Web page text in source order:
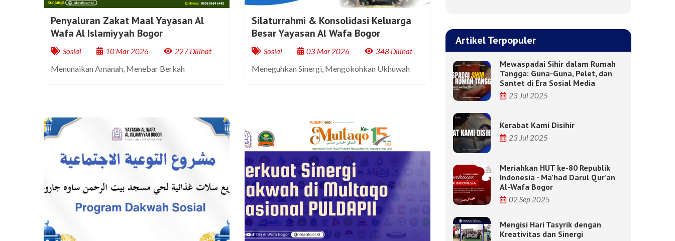
Penyaluran Zakat Maal Yayasan Al
Wafa Al Islamiyyah Bogor
Sosial 10 Mar 2026 227 Dilihat
Menunaikan Amanah, Menebar Berkah
Silaturrahmi & Konsolidasi Keluarga
Besar Yayasan Al Wafa Bogor
Sosial 03 Mar 2026 348 Dilihat
Meneguhkan Sinergi, Mengokohkan Ukhuwah
Artikel Terpopuler
Mewaspadai Sihir dalam Rumah
Tangga: Guna-Guna, Pelet, dan
Santet di Era Sosial Media
23 Jul 2025
Kerabat Kami Disihir
23 Jul 2025
Meriahkan HUT ke-80 Republik
Indonesia - Ma’had Darul Qur’an
Al-Wafa Bogor
02 Sep 2025
Mengisi Hari Tasyrik dengan
Kreativitas dan Sinergi